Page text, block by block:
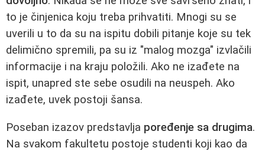
to je činjenica koju treba prihvatiti. Mnogi su se
uverili u to da su na ispitu dobili pitanje koje su tek
delimično spremili, pa su iz "malog mozga" izvlačili
informacije i na kraju položili. Ako ne izađete na
ispit, unapred ste sebe osudili na neuspeh. Ako
izađete, uvek postoji šansa.
Poseban izazov predstavlja poređenje sa drugima.
Na svakom fakultetu postoje studenti koji kao da